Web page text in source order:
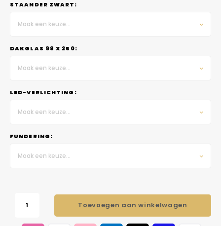
STAANDER ZWART:
Maak een keuze...
DAKGLAS 98 X 250:
Maak een keuze...
LED-VERLICHTING:
Maak een keuze...
FUNDERING:
Maak een keuze...
Toevoegen aan winkelwagen